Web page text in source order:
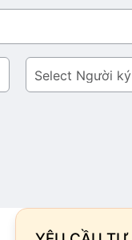
Người
ký